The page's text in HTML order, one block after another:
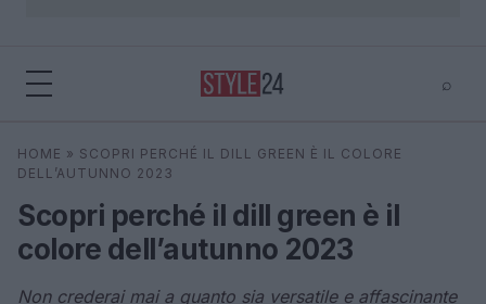
⌕
Cerca
HOME » SCOPRI PERCHÉ IL DILL GREEN È IL COLORE
DELL’AUTUNNO 2023
Scopri perché il dill green è il
colore dell’autunno 2023
Non crederai mai a quanto sia versatile e affascinante